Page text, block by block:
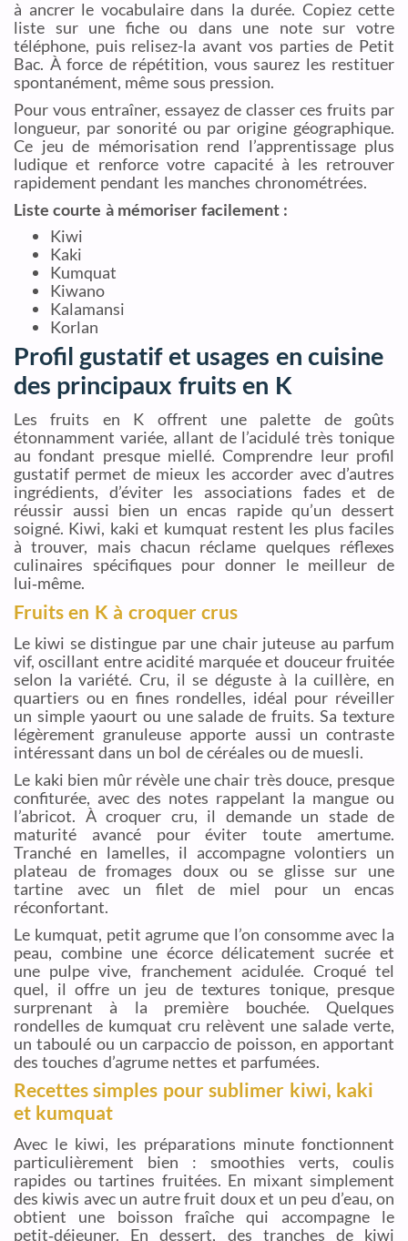
à ancrer le vocabulaire dans la durée. Copiez cette
liste sur une fiche ou dans une note sur votre
téléphone, puis relisez-la avant vos parties de Petit
Bac. À force de répétition, vous saurez les restituer
spontanément, même sous pression.
Pour vous entraîner, essayez de classer ces fruits par
longueur, par sonorité ou par origine géographique.
Ce jeu de mémorisation rend l’apprentissage plus
ludique et renforce votre capacité à les retrouver
rapidement pendant les manches chronométrées.
Liste courte à mémoriser facilement :
Kiwi
Kaki
Kumquat
Kiwano
Kalamansi
Korlan
Profil gustatif et usages en cuisine
des principaux fruits en K
Les fruits en K offrent une palette de goûts
étonnamment variée, allant de l’acidulé très tonique
au fondant presque miellé. Comprendre leur profil
gustatif permet de mieux les accorder avec d’autres
ingrédients, d’éviter les associations fades et de
réussir aussi bien un encas rapide qu’un dessert
soigné. Kiwi, kaki et kumquat restent les plus faciles
à trouver, mais chacun réclame quelques réflexes
culinaires spécifiques pour donner le meilleur de
lui‑même.
Fruits en K à croquer crus
Le kiwi se distingue par une chair juteuse au parfum
vif, oscillant entre acidité marquée et douceur fruitée
selon la variété. Cru, il se déguste à la cuillère, en
quartiers ou en fines rondelles, idéal pour réveiller
un simple yaourt ou une salade de fruits. Sa texture
légèrement granuleuse apporte aussi un contraste
intéressant dans un bol de céréales ou de muesli.
Le kaki bien mûr révèle une chair très douce, presque
confiturée, avec des notes rappelant la mangue ou
l’abricot. À croquer cru, il demande un stade de
maturité avancé pour éviter toute amertume.
Tranché en lamelles, il accompagne volontiers un
plateau de fromages doux ou se glisse sur une
tartine avec un filet de miel pour un encas
réconfortant.
Le kumquat, petit agrume que l’on consomme avec la
peau, combine une écorce délicatement sucrée et
une pulpe vive, franchement acidulée. Croqué tel
quel, il offre un jeu de textures tonique, presque
surprenant à la première bouchée. Quelques
rondelles de kumquat cru relèvent une salade verte,
un taboulé ou un carpaccio de poisson, en apportant
des touches d’agrume nettes et parfumées.
Recettes simples pour sublimer kiwi, kaki
et kumquat
Avec le kiwi, les préparations minute fonctionnent
particulièrement bien : smoothies verts, coulis
rapides ou tartines fruitées. En mixant simplement
des kiwis avec un autre fruit doux et un peu d’eau, on
obtient une boisson fraîche qui accompagne le
petit‑déjeuner. En dessert, des tranches de kiwi